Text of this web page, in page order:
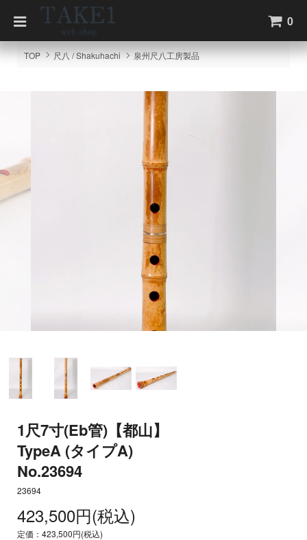
0
TOP 尺八 / Shakuhachi 泉州尺八工房製品
1尺7寸(Eb管)【都山】
TypeA (タイプA)
No.23694
23694
423,500円(税込)
定価：423,500円(税込)